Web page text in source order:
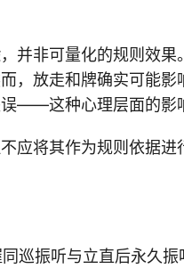
，并非可量化的规则效果
，放走和牌确实可能影
——这种心理层面的影
应将其作为规则依据进
巡振听与立直后永久